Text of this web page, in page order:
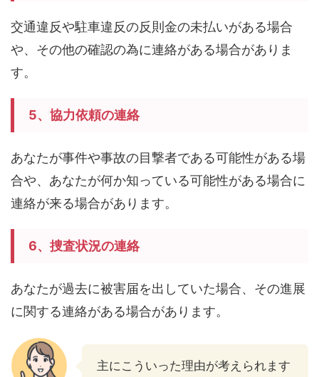
交通違反や駐車違反の反則金の未払いがある場合
や、その他の確認の為に連絡がある場合がありま
す。
5、協力依頼の連絡
あなたが事件や事故の目撃者である可能性がある場
合や、あなたが何か知っている可能性がある場合に
連絡が来る場合があります。
6、捜査状況の連絡
あなたが過去に被害届を出していた場合、その進展
に関する連絡がある場合があります。
主にこういった理由が考えられます